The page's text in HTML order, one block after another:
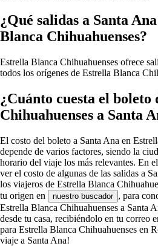
¿Qué salidas a Santa
Blanca Chihuahuenses?
Estrella Blanca Chihuahuenses ofrece
todos los orígenes de Estrella Blanca
¿Cuánto cuesta el
Chihuahuenses a Santa
El costo del boleto a Santa Ana en
depende de varios factores, siendo la
horario del viaje los más relevantes. En
ver el costo de algunas de las salidas a
los viajeros de Estrella Blanca
tu origen en
nuestro buscador , para
Estrella Blanca Chihuahuenses a Santa
desde tu casa, recibiéndolo en tu correo
para Estrella Blanca Chihuahuenses en
viaje a Santa Ana!